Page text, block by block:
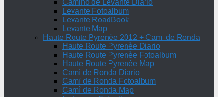
Camino de Levante Diario
Levante Fotoalbum
Levante RoadBook
Levante Map
Haute Route Pyrenèe 2012 + Camì de Ronda
Haute Route Pyrenèe Diario
Haute Route Pyrenèe Fotoalbum
Haute Route Pyrenèe Map
Camì de Ronda Diario
Camì de Ronda Fotoalbum
Camì de Ronda Map